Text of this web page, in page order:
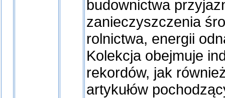
budownictwa
zanieczyszczenia
rolnictwa, energii
Kolekcja obejmuje
rekordów, jak
artykułów